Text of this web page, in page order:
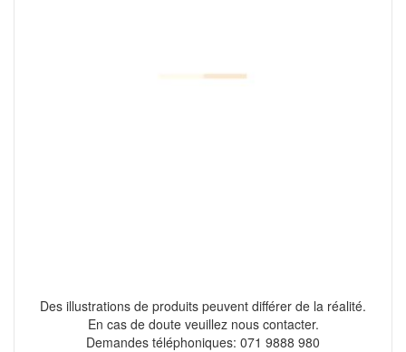
Des illustrations de produits peuvent différer de la réalité.
En cas de doute veuillez nous contacter.
Demandes téléphoniques: 071 9888 980